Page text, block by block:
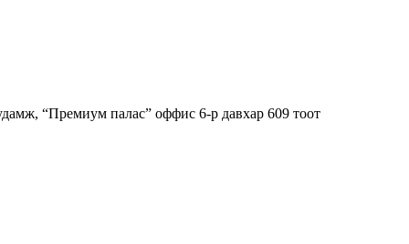
“Премиум палас” оффис 6-р давхар 609 тоот